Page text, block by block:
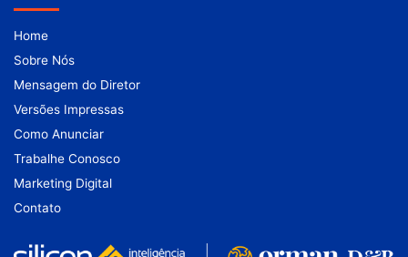
Home
Sobre Nós
Mensagem do Diretor
Versões Impressas
Como Anunciar
Trabalhe Conosco
Marketing Digital
Contato